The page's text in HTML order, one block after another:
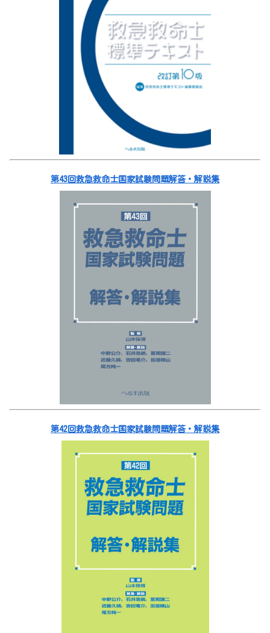
第43回救急救命士国家試験問題解答・解説集
第42回救急救命士国家試験問題解答・解説集